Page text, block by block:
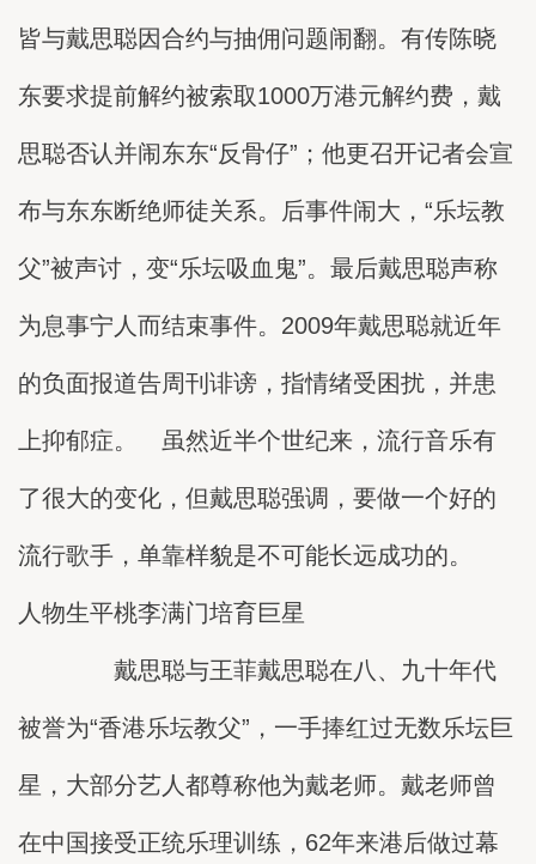
皆与戴思聪因合约与抽佣问题闹翻。有传陈晓
东要求提前解约被索取1000万港元解约费，戴
思聪否认并闹东东“反骨仔”；他更召开记者会宣
布与东东断绝师徒关系。后事件闹大，“乐坛教
父”被声讨，变“乐坛吸血鬼”。最后戴思聪声称
为息事宁人而结束事件。2009年戴思聪就近年
的负面报道告周刊诽谤，指情绪受困扰，并患
上抑郁症。 虽然近半个世纪来，流行音乐有
了很大的变化，但戴思聪强调，要做一个好的
流行歌手，单靠样貌是不可能长远成功的。
人物生平桃李满门培育巨星
戴思聪与王菲戴思聪在八、九十年代
被誉为“香港乐坛教父”，一手捧红过无数乐坛巨
星，大部分艺人都尊称他为戴老师。戴老师曾
在中国接受正统乐理训练，62年来港后做过幕